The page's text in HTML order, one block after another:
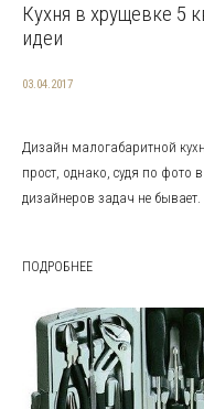
Кухня в хрущевке 5
идеи
03.04.2017
Дизайн малогабаритной
прост, однако, судя по фото
дизайнеров задач не
ПОДРОБНЕЕ